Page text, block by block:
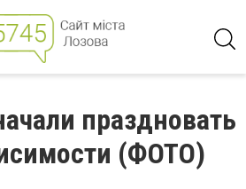
праздновать
(ФОТО)